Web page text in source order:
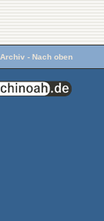
Archiv - Nach oben